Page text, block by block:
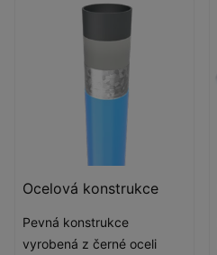
Ocelová konstrukce
Pevná konstrukce
vyrobená z černé oceli